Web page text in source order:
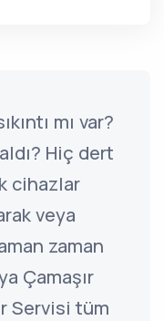
mı var?
Hiç dert
cihazlar
veya
zaman
Çamaşır
Servisi tüm